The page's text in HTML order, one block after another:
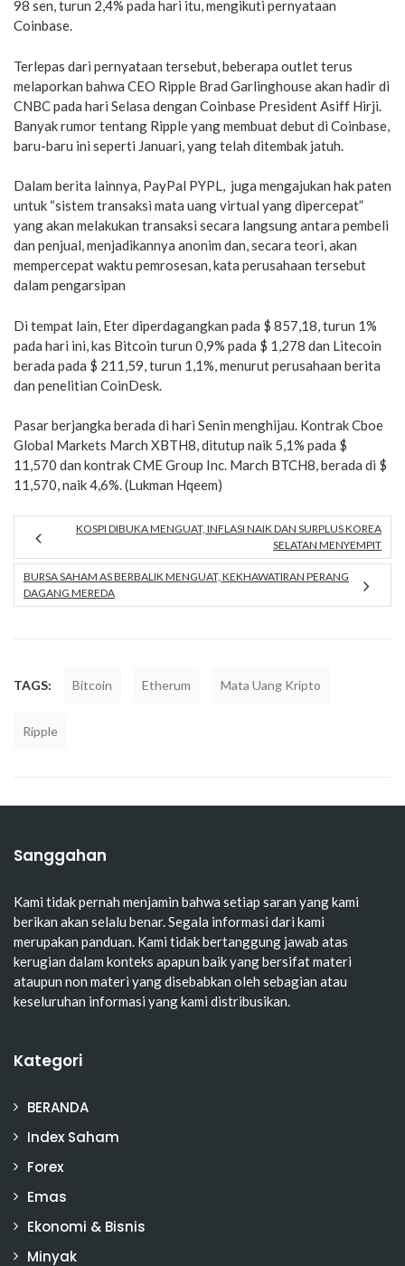
98 sen, turun 2,4% pada hari itu, mengikuti pernyataan
Coinbase.
Terlepas dari pernyataan tersebut, beberapa outlet terus
melaporkan bahwa CEO Ripple Brad Garlinghouse akan hadir di
CNBC pada hari Selasa dengan Coinbase President Asiff Hirji.
Banyak rumor tentang Ripple yang membuat debut di Coinbase,
baru-baru ini seperti Januari, yang telah ditembak jatuh.
Dalam berita lainnya, PayPal PYPL, juga mengajukan hak paten
untuk “sistem transaksi mata uang virtual yang dipercepat”
yang akan melakukan transaksi secara langsung antara pembeli
dan penjual, menjadikannya anonim dan, secara teori, akan
mempercepat waktu pemrosesan, kata perusahaan tersebut
dalam pengarsipan
Di tempat lain, Eter diperdagangkan pada $ 857,18, turun 1%
pada hari ini, kas Bitcoin turun 0,9% pada $ 1,278 dan Litecoin
berada pada $ 211,59, turun 1,1%, menurut perusahaan berita
dan penelitian CoinDesk.
Pasar berjangka berada di hari Senin menghijau. Kontrak Cboe
Global Markets March XBTH8, ditutup naik 5,1% pada $
11,570 dan kontrak CME Group Inc. March BTCH8, berada di $
11,570, naik 4,6%. (Lukman Hqeem)
KOSPI DIBUKA MENGUAT, INFLASI NAIK DAN SURPLUS KOREA
SELATAN MENYEMPIT
BURSA SAHAM AS BERBALIK MENGUAT, KEKHAWATIRAN PERANG
DAGANG MEREDA
TAGS: Bitcoin Etherum Mata Uang Kripto
Ripple
Sanggahan
Kami tidak pernah menjamin bahwa setiap saran yang kami
berikan akan selalu benar. Segala informasi dari kami
merupakan panduan. Kami tidak bertanggung jawab atas
kerugian dalam konteks apapun baik yang bersifat materi
ataupun non materi yang disebabkan oleh sebagian atau
keseluruhan informasi yang kami distribusikan.
Kategori
BERANDA
Index Saham
Forex
Emas
Ekonomi & Bisnis
Minyak